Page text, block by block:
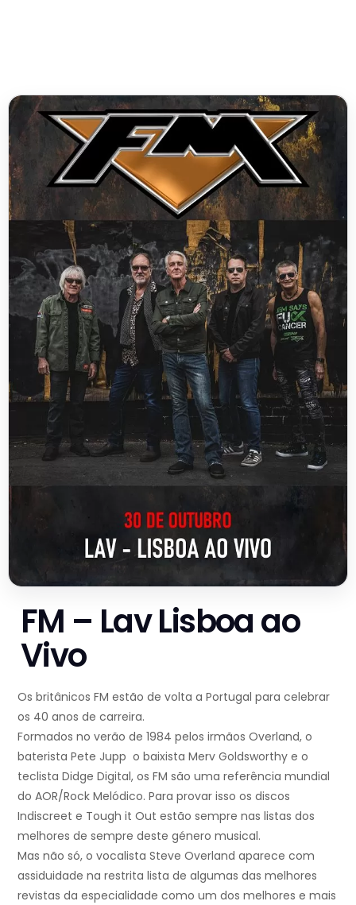
FM – Lav Lisboa ao
Vivo
Os britânicos FM estão de volta a Portugal para celebrar
os 40 anos de carreira.
Formados no verão de 1984 pelos irmãos Overland, o
baterista Pete Jupp o baixista Merv Goldsworthy e o
teclista Didge Digital, os FM são uma referência mundial
do AOR/Rock Melódico. Para provar isso os discos
Indiscreet e Tough it Out estão sempre nas listas dos
melhores de sempre deste género musical.
Mas não só, o vocalista Steve Overland aparece com
assiduidade na restrita lista de algumas das melhores
revistas da especialidade como um dos melhores e mais